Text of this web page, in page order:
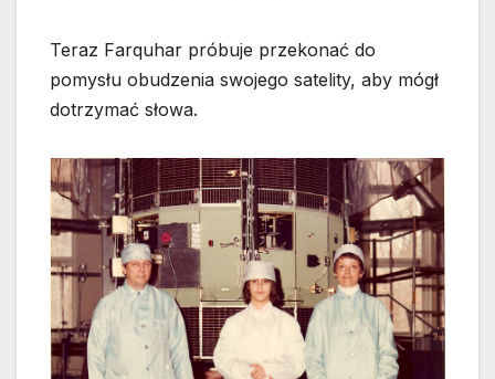
Teraz Farquhar próbuje przekonać do
pomysłu obudzenia swojego satelity, aby mógł
dotrzymać słowa.